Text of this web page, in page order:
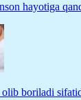
hayotiga
boriladi